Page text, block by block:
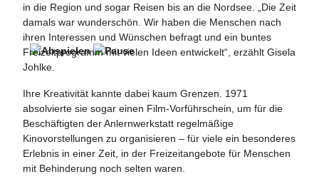
in die Region und sogar Reisen bis an die Nordsee. „Die Zeit
damals war wunderschön. Wir haben die Menschen nach
ihren Interessen und Wünschen befragt und ein buntes
Freizeitprogramm mit vielen Ideen entwickelt“, erzählt Gisela
Johlke.
Ihre Kreativität kannte dabei kaum Grenzen. 1971
absolvierte sie sogar einen Film-Vorführschein, um für die
Beschäftigten der Anlernwerkstatt regelmäßige
Kinovorstellungen zu organisieren – für viele ein besonderes
Erlebnis in einer Zeit, in der Freizeitangebote für Menschen
mit Behinderung noch selten waren.